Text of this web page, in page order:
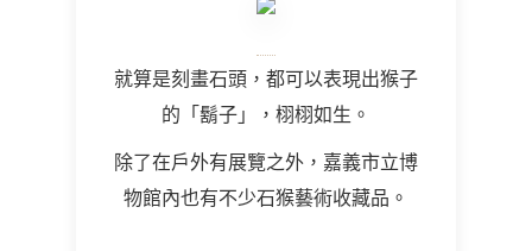
就算是刻畫石頭，都可以表現出猴子
的「鬍子」，栩栩如生。
除了在戶外有展覽之外，嘉義市立博
物館內也有不少石猴藝術收藏品。